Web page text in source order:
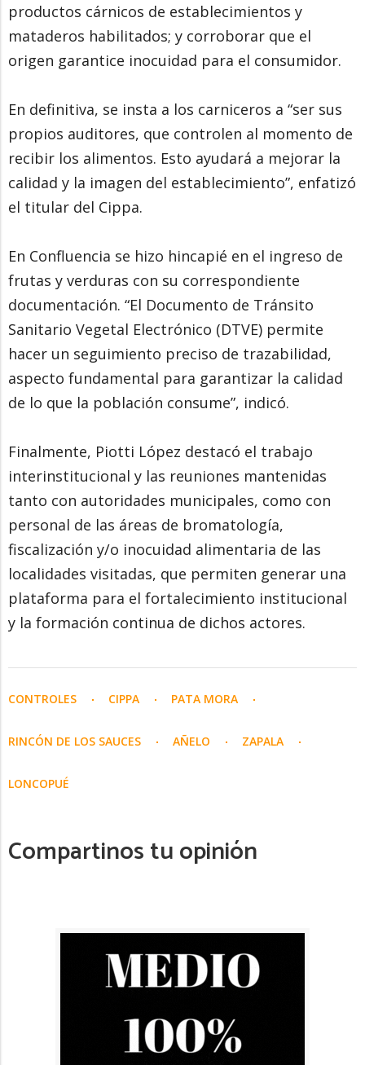
productos cárnicos de establecimientos y
mataderos habilitados; y corroborar que el
origen garantice inocuidad para el consumidor.
En definitiva, se insta a los carniceros a “ser sus
propios auditores, que controlen al momento de
recibir los alimentos. Esto ayudará a mejorar la
calidad y la imagen del establecimiento”, enfatizó
el titular del Cippa.
En Confluencia se hizo hincapié en el ingreso de
frutas y verduras con su correspondiente
documentación. “El Documento de Tránsito
Sanitario Vegetal Electrónico (DTVE) permite
hacer un seguimiento preciso de trazabilidad,
aspecto fundamental para garantizar la calidad
de lo que la población consume”, indicó.
Finalmente, Piotti López destacó el trabajo
interinstitucional y las reuniones mantenidas
tanto con autoridades municipales, como con
personal de las áreas de bromatología,
fiscalización y/o inocuidad alimentaria de las
localidades visitadas, que permiten generar una
plataforma para el fortalecimiento institucional
y la formación continua de dichos actores.
CONTROLES CIPPA PATA MORA
RINCÓN DE LOS SAUCES AÑELO ZAPALA
LONCOPUÉ
Compartinos tu opinión